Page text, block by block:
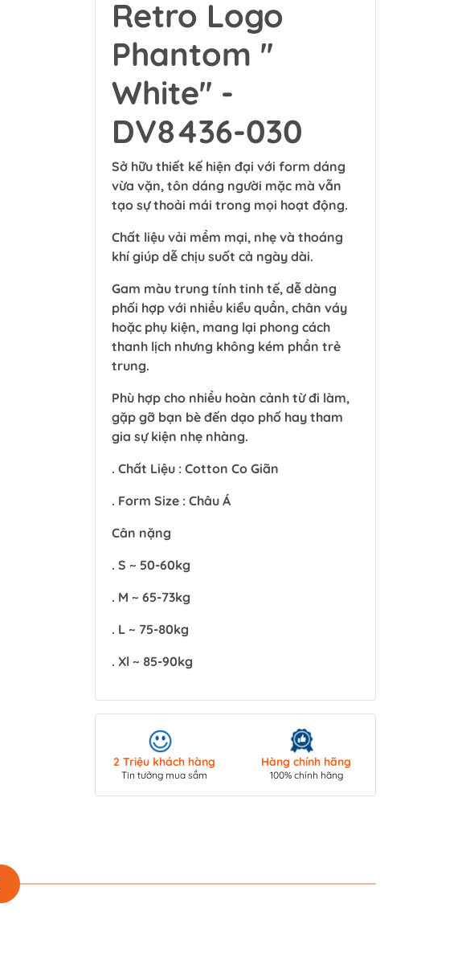
Retro Logo
Phantom ''
White'' -
DV8436-030
Sở hữu thiết kế hiện đại với form dáng
vừa vặn, tôn dáng người mặc mà vẫn
tạo sự thoải mái trong mọi hoạt động.
Chất liệu vải mềm mại, nhẹ và thoáng
khí giúp dễ chịu suốt cả ngày dài.
Gam màu trung tính tinh tế, dễ dàng
phối hợp với nhiều kiểu quần, chân váy
hoặc phụ kiện, mang lại phong cách
thanh lịch nhưng không kém phần trẻ
trung.
Phù hợp cho nhiều hoàn cảnh từ đi làm,
gặp gỡ bạn bè đến dạo phố hay tham
gia sự kiện nhẹ nhàng.
. Chất Liệu : Cotton Co Giãn
. Form Size : Châu Á
Cân nặng
. S ~ 50-60kg
. M ~ 65-73kg
. L ~ 75-80kg
. Xl ~ 85-90kg
2 Triệu khách hàng
Tin tưởng mua sắm
Hàng chính hãng
100% chính hãng